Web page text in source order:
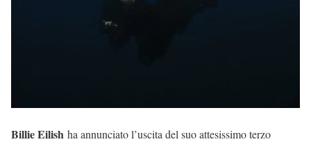
Billie Eilish ha annunciato l’uscita del suo attesissimo terzo